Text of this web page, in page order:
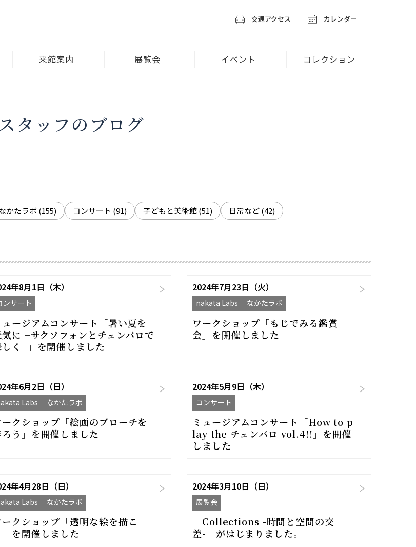
交通アクセス カレンダー
来館案内 展覧会 イベント コレクション
スタッフのブログ
かたラボ (155) コンサート (91) 子どもと美術館(51) 日常など(42)
年8月1日（木）
ンサート
ュージアムコンサート「暑い夏を
に −サクソフォンとチェンバロで
しく−」を開催しました
2024年7月23日（火）
nakata Labs なかたラボ
ワークショップ「もじでみる鑑賞
会」を開催しました
年6月2日（日）
Labs なかたラボ
ークショップ「絵画のブローチを
う」を開催しました
2024年5月9日（木）
コンサート
ミュージアムコンサート「How to p
lay the チェンバロ vol.4!!」を開催
しました
年4月28日（日）
Labs なかたラボ
ークショップ「透明な絵を描こ
」を開催しました
2024年3月10日（日）
展覧会
「Collections -時間と空間の交
差-」がはじまりました。